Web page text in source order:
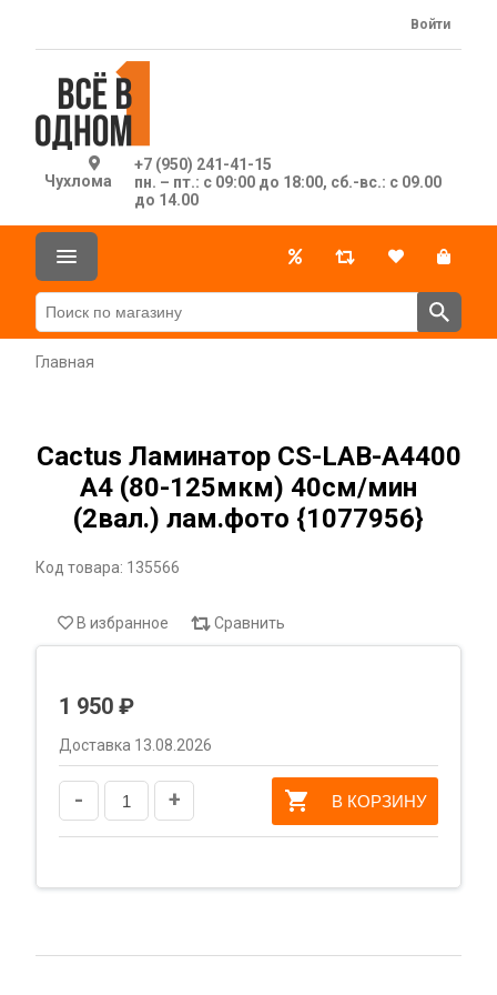
Чухлома
+7 (950) 241-41-15
пн. – пт.: с 09:00 до 18:00, сб.-вс.: с 09.00
до 14.00
Войти
Главная
Cactus Ламинатор CS-LAB-A4400
A4 (80-125мкм) 40см/мин
(2вал.) лам.фото {1077956}
Код товара: 135566
В избранное Сравнить
1 950 ₽
Доставка 13.08.2026
- + В КОРЗИНУ